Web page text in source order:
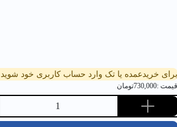
برای خریدعمده یا تک وارد حساب کاربری خود شوید
قیمت :730,000تومان
1